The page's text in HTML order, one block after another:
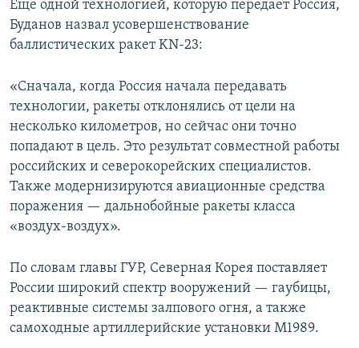
Еще одной технологией, которую передает Россия,
Буданов назвал усовершенствование
баллистических ракет KN-23:
«Сначала, когда Россия начала передавать
технологии, ракеты отклонялись от цели на
несколько километров, но сейчас они точно
попадают в цель. Это результат совместной работы
российских и северокорейских специалистов.
Также модернизируются авиационные средства
поражения — дальнобойные ракеты класса
«воздух-воздух».
По словам главы ГУР, Северная Корея поставляет
России широкий спектр вооружений — гаубицы,
реактивные системы залпового огня, а также
самоходные артиллерийские установки M1989.